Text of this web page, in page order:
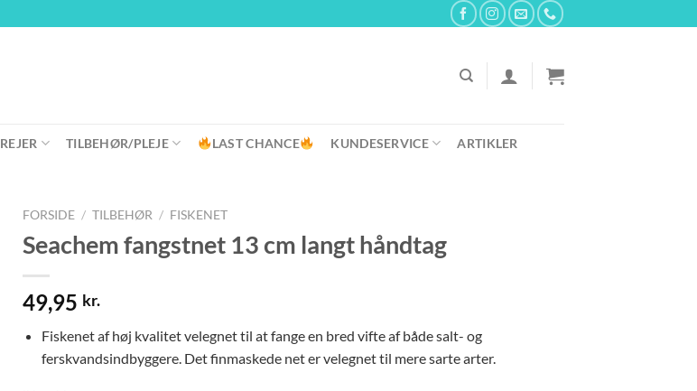
REJER TILBEHØR/PLEJE LAST CHANCE KUNDESERVICE ARTIKLER
FORSIDE / TILBEHØR / FISKENET
Seachem fangstnet 13 cm langt håndtag
49,95 kr.
Fiskenet af høj kvalitet velegnet til at fange en bred vifte af både salt- og
ferskvandsindbyggere. Det finmaskede net er velegnet til mere sarte arter.